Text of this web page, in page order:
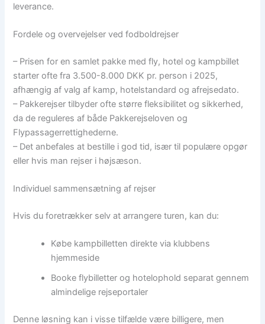
leverance.
Fordele og overvejelser ved fodboldrejser
– Prisen for en samlet pakke med fly, hotel og kampbillet
starter ofte fra 3.500-8.000 DKK pr. person i 2025,
afhængig af valg af kamp, hotelstandard og afrejsedato.
– Pakkerejser tilbyder ofte større fleksibilitet og sikkerhed,
da de reguleres af både Pakkerejseloven og
Flypassagerrettighederne.
– Det anbefales at bestille i god tid, især til populære opgør
eller hvis man rejser i højsæson.
Individuel sammensætning af rejser
Hvis du foretrækker selv at arrangere turen, kan du:
Købe kampbilletten direkte via klubbens
hjemmeside
Booke flybilletter og hotelophold separat gennem
almindelige rejseportaler
Denne løsning kan i visse tilfælde være billigere, men